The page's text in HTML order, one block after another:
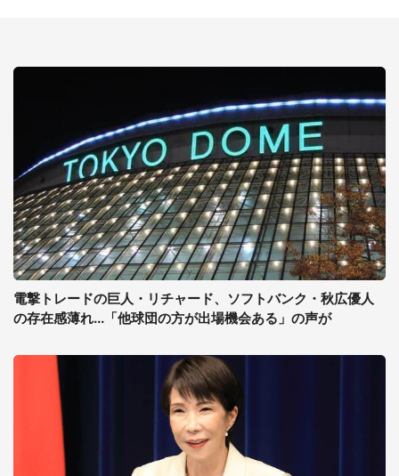
電撃トレードの巨人・リチャード、ソフトバンク・秋広優人
の存在感薄れ...「他球団の方が出場機会ある」の声が